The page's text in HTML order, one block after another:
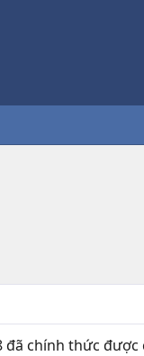
đã chính thức được